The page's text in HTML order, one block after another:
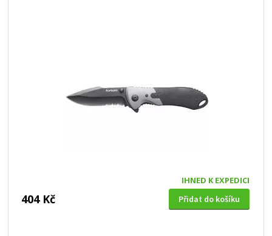
IHNED K EXPEDICI
404 Kč Přidat do košíku